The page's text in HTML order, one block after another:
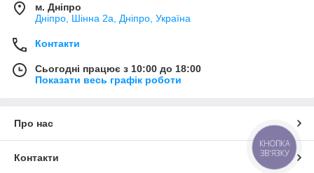
м. Дніпро
Дніпро, Шінна 2а, Дніпро, Україна
Контакти
Сьогодні працює з 10:00 до 18:00
Показати весь графік роботи
Про нас
Контакти
КНОПКА
ЗВ'ЯЗКУ